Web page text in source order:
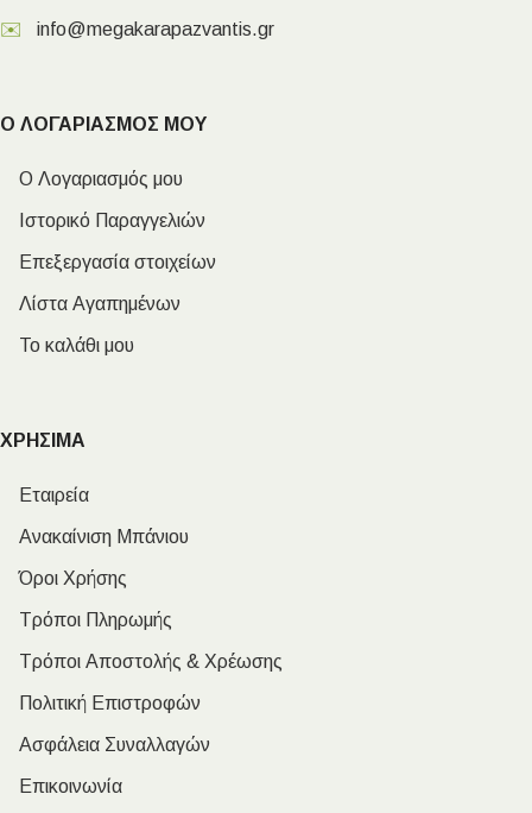
✉️ info@megakarapazvantis.gr
Ο ΛΟΓΑΡΙΑΣΜΟΣ ΜΟΥ
Ο Λογαριασμός μου
Ιστορικό Παραγγελιών
Επεξεργασία στοιχείων
Λίστα Αγαπημένων
Το καλάθι μου
ΧΡΗΣΙΜΑ
Εταιρεία
Ανακαίνιση Μπάνιου
Όροι Χρήσης
Τρόποι Πληρωμής
Τρόποι Αποστολής & Χρέωσης
Πολιτική Επιστροφών
Ασφάλεια Συναλλαγών
Επικοινωνία